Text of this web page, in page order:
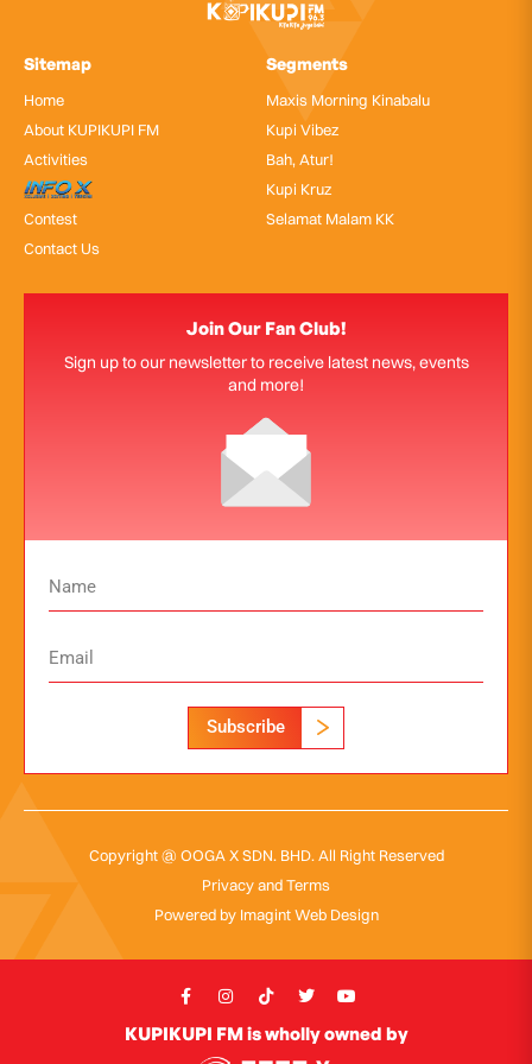
Sitemap
Home
About KUPIKUPI FM
Activities
InfoX
Contest
Contact Us
Segments
Maxis Morning Kinabalu
Kupi Vibez
Bah, Atur!
Kupi Kruz
Selamat Malam KK
Join Our Fan Club!
Sign up to our newsletter to receive latest news, events
and more!
Subscribe
Copyright @ OOGA X SDN. BHD. All Right Reserved
Privacy and Terms
Powered by Imagint Web Design
KUPIKUPI FM is wholly owned by